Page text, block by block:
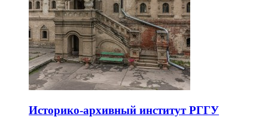
Историко-архивный институт РГГУ